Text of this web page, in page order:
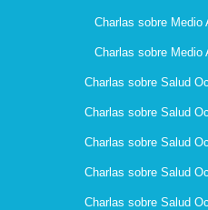
Charlas sobre Medio
Charlas sobre Medio
Charlas sobre Salud
Charlas sobre Salud
Charlas sobre Salud
Charlas sobre Salud
Charlas sobre Salud